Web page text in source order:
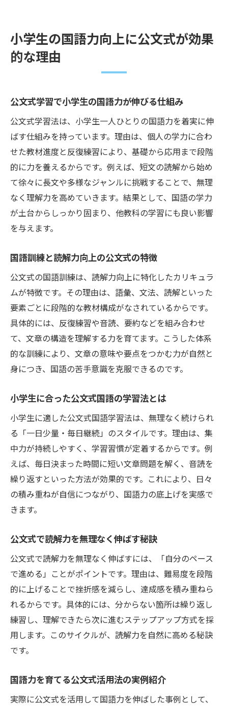
小学生の国語力向上に公文式が効果
的な理由
公文式学習で小学生の国語力が伸びる仕組み
公文式学習法は、小学生一人ひとりの国語力を着実に伸
ばす仕組みを持っています。理由は、個人の学力に合わ
せた教材進度と反復練習により、基礎から応用まで段階
的に力を養えるからです。例えば、短文の読解から始め
て徐々に長文や多様なジャンルに挑戦することで、無理
なく理解力を高めていきます。結果として、国語の学力
が土台からしっかり固まり、他教科の学習にも良い影響
を与えます。
国語訓練と読解力向上の公文式の特徴
公文式の国語訓練は、読解力向上に特化したカリキュラ
ムが特徴です。その理由は、語彙、文法、読解といった
要素ごとに段階的な教材構成がなされているからです。
具体的には、反復練習や音読、要約などを組み合わせ
て、文章の構造を理解する力を育てます。こうした体系
的な訓練により、文章の意味や要点をつかむ力が自然と
身につき、国語の苦手意識を克服できるのです。
小学生に合った公文式国語の学習法とは
小学生に適した公文式国語学習法は、無理なく続けられ
る「一日少量・毎日継続」のスタイルです。理由は、集
中力が持続しやすく、学習習慣が定着するからです。例
えば、毎日決まった時間に短い文章問題を解く、音読を
繰り返すといった方法が効果的です。これにより、日々
の積み重ねが自信につながり、国語力の底上げを実感で
きます。
公文式で読解力を無理なく伸ばす秘訣
公文式で読解力を無理なく伸ばすには、「自分のペース
で進める」ことがポイントです。理由は、難易度を段階
的に上げることで挫折感を減らし、達成感を積み重ねら
れるからです。具体的には、分からない箇所は繰り返し
練習し、理解できたら次に進むステップアップ方式を採
用します。このサイクルが、読解力を自然に高める秘訣
です。
国語力を育てる公文式活用法の実例紹介
実際に公文式を活用して国語力を伸ばした事例として、